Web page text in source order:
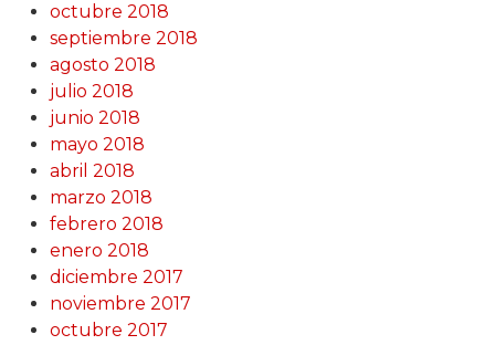
octubre 2018
septiembre 2018
agosto 2018
julio 2018
junio 2018
mayo 2018
abril 2018
marzo 2018
febrero 2018
enero 2018
diciembre 2017
noviembre 2017
octubre 2017